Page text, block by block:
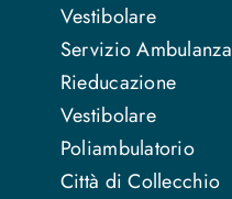
Vestibolare
Servizio Ambulanza
Rieducazione
Vestibolare
Poliambulatorio
Città di Collecchio